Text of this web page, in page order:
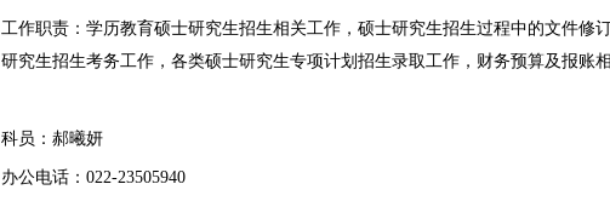
工作职责：学历教育硕士研究生招生相关工作，硕士研究生招生过程中的文件修
研究生招生考务工作，各类硕士研究生专项计划招生录取工作，财务预算及报账
科员：郝曦妍
办公电话：022-23505940